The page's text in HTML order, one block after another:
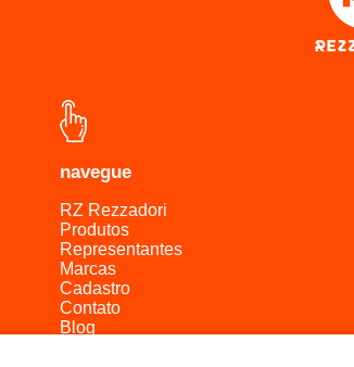
navegue
RZ Rezzadori
Produtos
Representantes
Marcas
Cadastro
Contato
Blog